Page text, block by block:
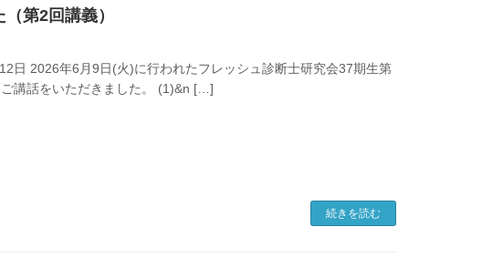
第2回講義）
日 2026年6月9日(火)に行われたフレッシュ診断士研究会37期生第
講話をいただきました。 (1)&n […]
続きを読む